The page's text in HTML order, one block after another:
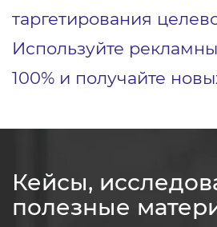
таргетирования
Используйте
100% и получайте
Кейсы,
полезные